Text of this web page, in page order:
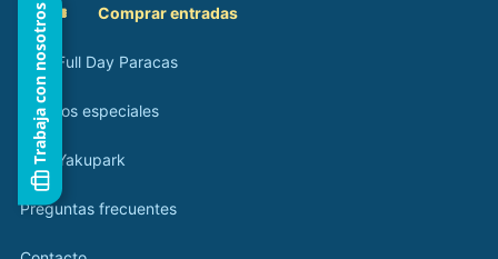
🎟️ Comprar entradas
Tour Full Day Paracas
Eventos especiales
Blog Yakupark
Preguntas frecuentes
Trabaja con nosotros